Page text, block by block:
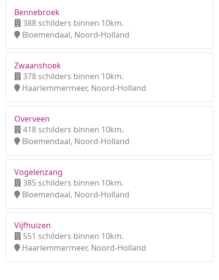
Bennebroek
388 schilders binnen 10km.
Bloemendaal, Noord-Holland
Zwaanshoek
378 schilders binnen 10km.
Haarlemmermeer, Noord-Holland
Overveen
418 schilders binnen 10km.
Bloemendaal, Noord-Holland
Vogelenzang
385 schilders binnen 10km.
Bloemendaal, Noord-Holland
Vijfhuizen
551 schilders binnen 10km.
Haarlemmermeer, Noord-Holland